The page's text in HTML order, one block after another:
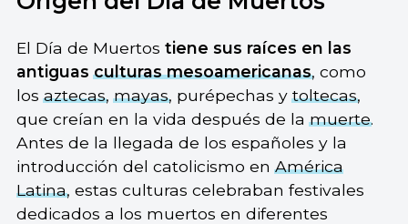
El Día de Muertos tiene sus raíces en las
antiguasculturas mesoamericanas, como
losaztecas,mayas, purépechas ytoltecas,
que creían en la vida después de lamuerte.
Antes de la llegada de los españoles y la
introducción del catolicismo enAmérica
Latina, estas culturas celebraban festivales
dedicados a los muertos en diferentes